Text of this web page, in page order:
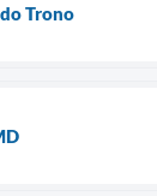
Trono